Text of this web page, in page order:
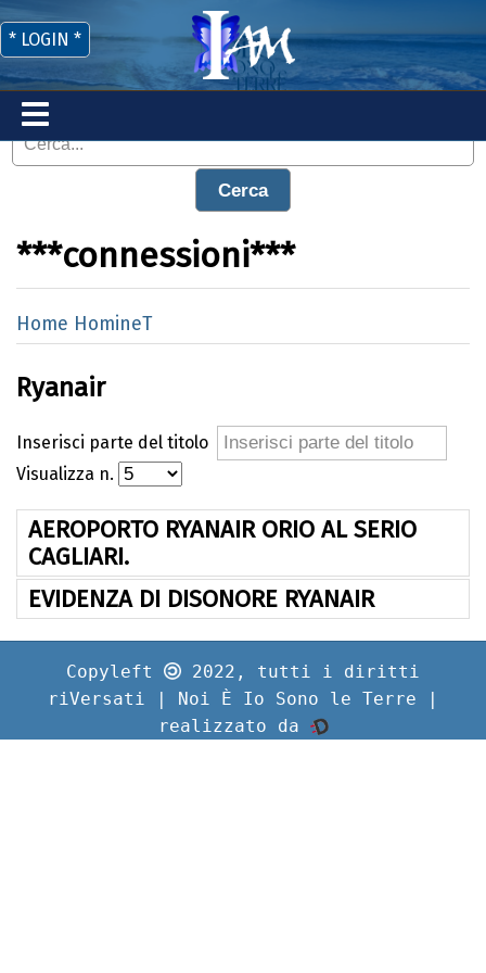
Cerca
* LOGIN *
***connessioni***
Home HomineT
Ryanair
Inserisci parte del titolo
Visualizza n.
AEROPORTO RYANAIR ORIO AL SERIO
CAGLIARI.
EVIDENZA DI DISONORE RYANAIR
Copyleft
2022, tutti i diritti
riVersati | Noi È Io Sono le Terre |
realizzato da